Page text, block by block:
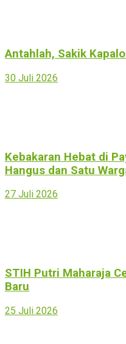
Antahlah, Sakik
30 Juli 2026
Kebakaran Hebat di
Hangus dan Satu
27 Juli 2026
STIH Putri Maharaja
Baru
25 Juli 2026